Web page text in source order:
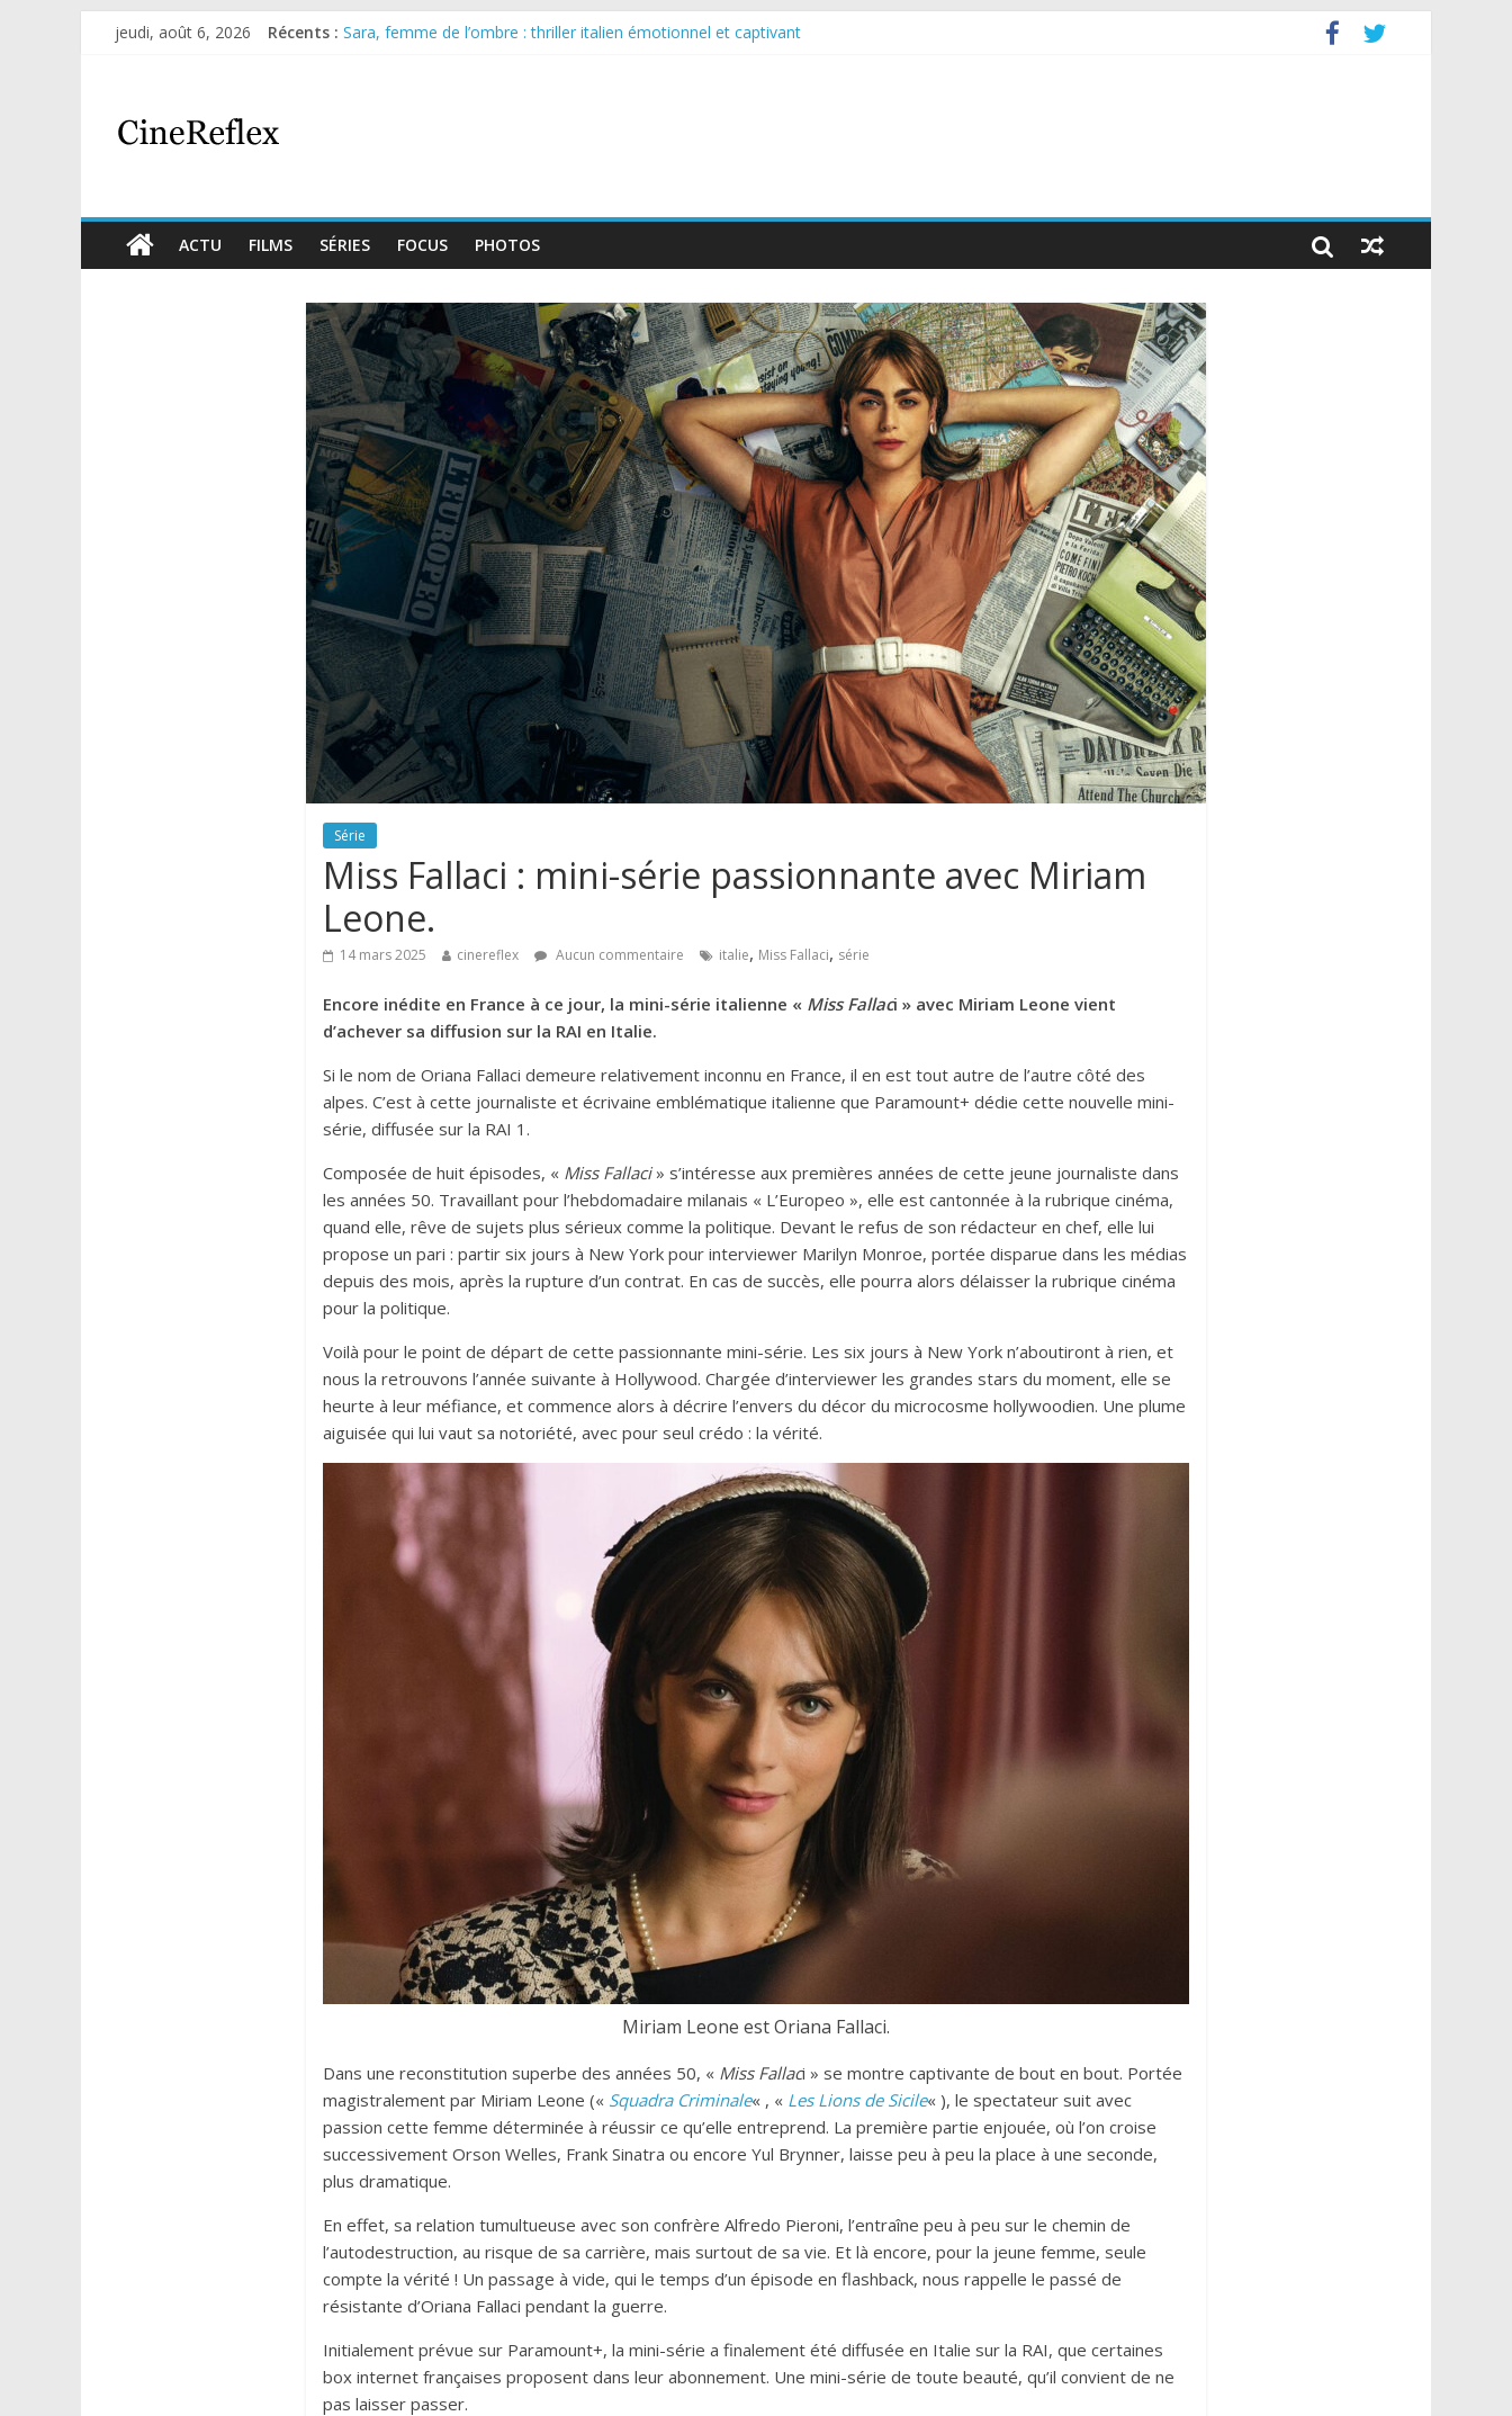
jeudi, août 6, 2026 Récents : Sara, femme de l’ombre : thriller italien émotionnel et captivant
ACTU FILMS SÉRIES FOCUS PHOTOS
Série
Miss Fallaci : mini-série passionnante avec Miriam
Leone.
14 mars 2025 cinereflex Aucun commentaire italie, Miss Fallaci, série
Encore inédite en France à ce jour, la mini-série italienne « Miss Fallaci » avec Miriam Leone vient
d’achever sa diffusion sur la RAI en Italie.
Si le nom de Oriana Fallaci demeure relativement inconnu en France, il en est tout autre de l’autre côté des
alpes. C’est à cette journaliste et écrivaine emblématique italienne que Paramount+ dédie cette nouvelle mini-
série, diffusée sur la RAI 1.
Composée de huit épisodes, « Miss Fallaci» s’intéresse aux premières années de cette jeune journaliste dans
les années 50. Travaillant pour l’hebdomadaire milanais « L’Europeo », elle est cantonnée à la rubrique cinéma,
quand elle, rêve de sujets plus sérieux comme la politique. Devant le refus de son rédacteur en chef, elle lui
propose un pari : partir six jours à New York pour interviewer Marilyn Monroe, portée disparue dans les médias
depuis des mois, après la rupture d’un contrat. En cas de succès, elle pourra alors délaisser la rubrique cinéma
pour la politique.
Voilà pour le point de départ de cette passionnante mini-série. Les six jours à New York n’aboutiront à rien, et
nous la retrouvons l’année suivante à Hollywood. Chargée d’interviewer les grandes stars du moment, elle se
heurte à leur méfiance, et commence alors à décrire l’envers du décor du microcosme hollywoodien. Une plume
aiguisée qui lui vaut sa notoriété, avec pour seul crédo : la vérité.
Miriam Leone est Oriana Fallaci.
Dans une reconstitution superbe des années 50, « Miss Fallaci » se montre captivante de bout en bout. Portée
magistralement par Miriam Leone (« Squadra Criminale« , « Les Lions de Sicile« ), le spectateur suit avec
passion cette femme déterminée à réussir ce qu’elle entreprend. La première partie enjouée, où l’on croise
successivement Orson Welles, Frank Sinatra ou encore Yul Brynner, laisse peu à peu la place à une seconde,
plus dramatique.
En effet, sa relation tumultueuse avec son confrère Alfredo Pieroni, l’entraîne peu à peu sur le chemin de
l’autodestruction, au risque de sa carrière, mais surtout de sa vie. Et là encore, pour la jeune femme, seule
compte la vérité ! Un passage à vide, qui le temps d’un épisode en flashback, nous rappelle le passé de
résistante d’Oriana Fallaci pendant la guerre.
Initialement prévue sur Paramount+, la mini-série a finalement été diffusée en Italie sur la RAI, que certaines
box internet françaises proposent dans leur abonnement. Une mini-série de toute beauté, qu’il convient de ne
pas laisser passer.